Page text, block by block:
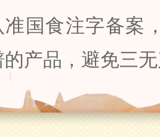
准国食注字备案
的产品，避免三